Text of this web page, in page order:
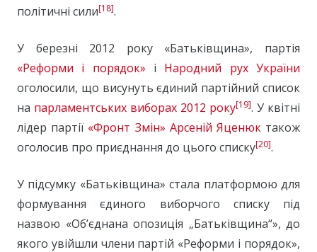
політичні сили[18].
У березні 2012 року «Батьківщина», партія
«Реформи і порядок» і Народний рух України
оголосили, що висунуть єдиний партійний список
на парламентських виборах 2012 року[19]. У квітні
лідер партії «Фронт Змін» Арсеній Яценюктакож
оголосив про приєднання до цього списку[20].
У підсумку «Батьківщина» стала платформою для
формування єдиного виборчого списку під
назвою «Об’єднана опозиція „Батьківщина“», до
якого увійшли члени партій «Реформи і порядок»,